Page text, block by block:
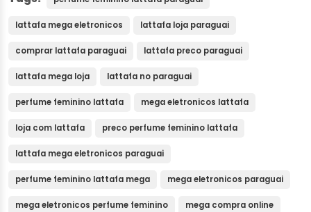
lattafa mega eletronicos lattafa loja paraguai
comprar lattafa paraguai lattafa preco paraguai
lattafa mega loja lattafa no paraguai
perfume feminino lattafa mega eletronicos lattafa
loja com lattafa preco perfume feminino lattafa
lattafa mega eletronicos paraguai
perfume feminino lattafa mega mega eletronicos paraguai
mega eletronicos perfume feminino mega compra online